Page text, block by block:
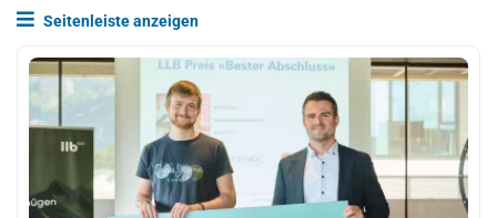
Seitenleiste anzeigen